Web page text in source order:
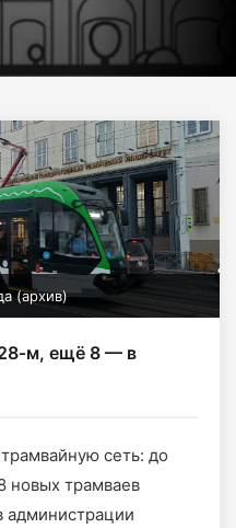
(архив)
ещё 8 — в
сеть: до
новых трамваев
администрации